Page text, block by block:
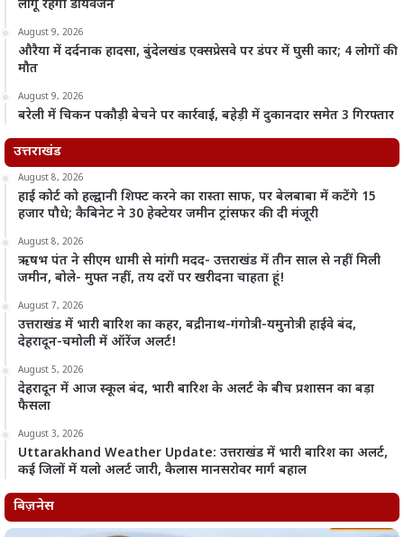
लागू रहेगा डायवर्जन
August 9, 2026
औरैया में दर्दनाक हादसा, बुंदेलखंड एक्सप्रेसवे पर डंपर में घुसी कार; 4 लोगों की
मौत
August 9, 2026
बरेली में चिकन पकौड़ी बेचने पर कार्रवाई, बहेड़ी में दुकानदार समेत 3 गिरफ्तार
उत्तराखंड
August 8, 2026
हाई कोर्ट को हल्द्वानी शिफ्ट करने का रास्ता साफ, पर बेलबाबा में कटेंगे 15
हजार पौधे; कैबिनेट ने 30 हेक्टेयर जमीन ट्रांसफर की दी मंजूरी
August 8, 2026
ऋषभ पंत ने सीएम धामी से मांगी मदद- उत्तराखंड में तीन साल से नहीं मिली
जमीन, बोले- मुफ्त नहीं, तय दरों पर खरीदना चाहता हूं!
August 7, 2026
उत्तराखंड में भारी बारिश का कहर, बद्रीनाथ-गंगोत्री-यमुनोत्री हाईवे बंद,
देहरादून-चमोली में ऑरेंज अलर्ट!
August 5, 2026
देहरादून में आज स्कूल बंद, भारी बारिश के अलर्ट के बीच प्रशासन का बड़ा
फैसला
August 3, 2026
Uttarakhand Weather Update: उत्तराखंड में भारी बारिश का अलर्ट,
कई जिलों में यलो अलर्ट जारी, कैलास मानसरोवर मार्ग बहाल
बिज़नेस